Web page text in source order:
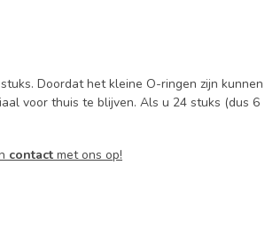
Doordat het kleine O-ringen zijn kunnen
voor thuis te blijven. Als u 24 stuks (dus 6
contact met ons op!